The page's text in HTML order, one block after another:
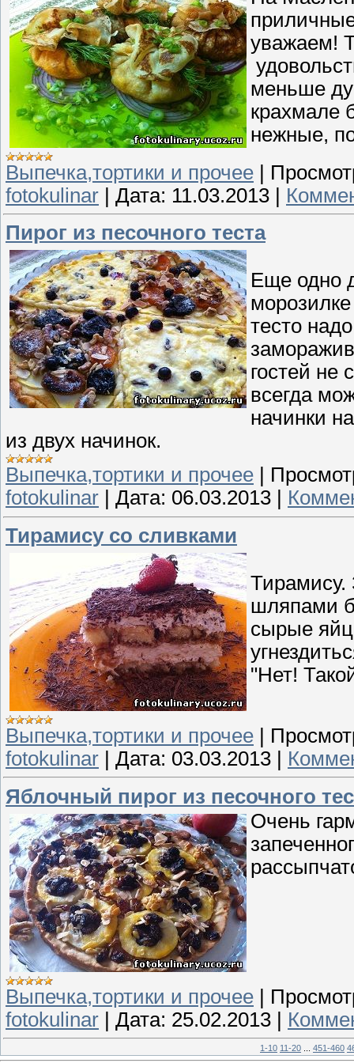
уважаем!
меньше
крахмале
нежные,
Выпечка,тортики и прочее |
fotokulinar | Дата: 11.03.2013 |
Пирог из песочного теста
Еще одно
тесто
гостей не
всегда
начинки
из двух начинок.
Выпечка,тортики и прочее
fotokulinar
Дата: 06.03.2013
Тирамису со сливками
Тирамису.
шляпами
сырые
"Нет!
Выпечка,тортики и прочее
fotokulinar
Дата: 03.03.2013
Яблочный пирог из песочного
Очень
Выпечка,тортики и прочее |
fotokulinar | Дата: 25.02.2013 |
1-10 11-20 451-460